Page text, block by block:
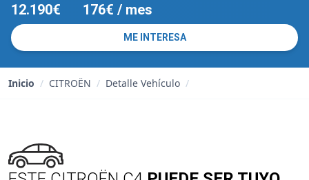
12.190€ 176€ / mes
ME INTERESA
Inicio / CITROËN / Detalle Vehículo /